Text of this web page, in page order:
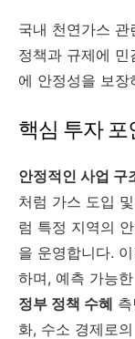
국내 천연가스 관
정책과 규제에 민
에 안정성을 보
핵심 투자 포
안정적인 사업 구
처럼 가스 도입
럼 특정 지역의
을 운영합니다.
하며, 예측 가능
정부 정책 수혜
화, 수소 경제로